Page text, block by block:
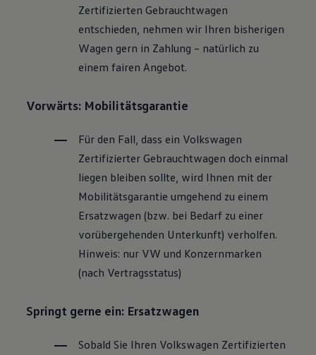
Zertifizierten Gebrauchtwagen
entschieden, nehmen wir Ihren bisherigen
Wagen gern in Zahlung – natürlich zu
einem fairen Angebot.
Vorwärts: Mobilitätsgarantie
Für den Fall, dass ein Volkswagen
Zertifizierter Gebrauchtwagen doch einmal
liegen bleiben sollte, wird Ihnen mit der
Mobilitätsgarantie umgehend zu einem
Ersatzwagen (bzw. bei Bedarf zu einer
vorübergehenden Unterkunft) verholfen.
Hinweis: nur VW und Konzernmarken
(nach Vertragsstatus)
Springt gerne ein: Ersatzwagen
Sobald Sie Ihren Volkswagen Zertifizierten